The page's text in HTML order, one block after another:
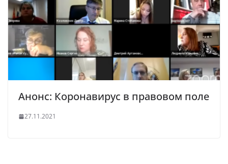
Анонс: Коронавирус в правовом поле
27.11.2021